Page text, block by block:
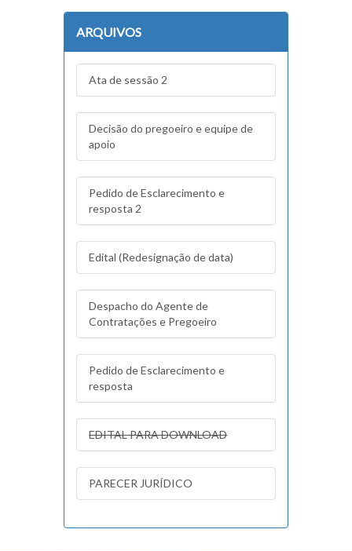
ARQUIVOS
Ata de sessão 2
Decisão do pregoeiro e equipe de
apoio
Pedido de Esclarecimento e
resposta 2
Edital (Redesignação de data)
Despacho do Agente de
Contratações e Pregoeiro
Pedido de Esclarecimento e
resposta
EDITAL PARA DOWNLOAD
PARECER JURÍDICO